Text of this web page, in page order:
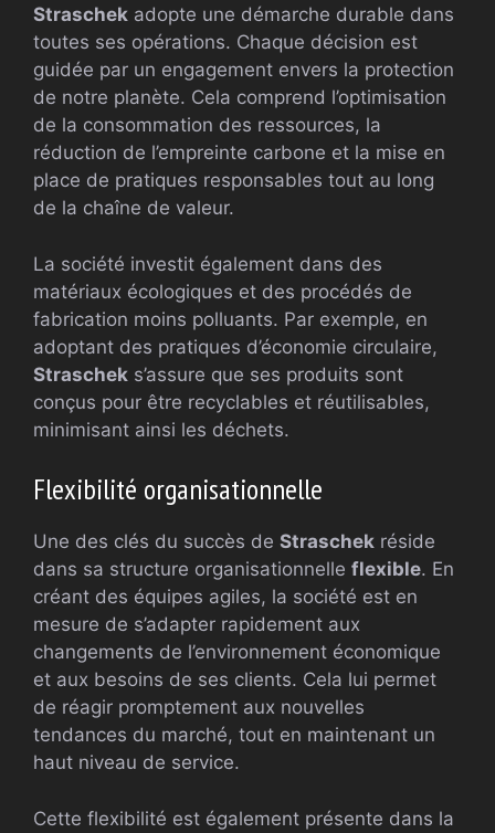
Straschek adopte une démarche durable dans
toutes ses opérations. Chaque décision est
guidée par un engagement envers la protection
de notre planète. Cela comprend l’optimisation
de la consommation des ressources, la
réduction de l’empreinte carbone et la mise en
place de pratiques responsables tout au long
de la chaîne de valeur.
La société investit également dans des
matériaux écologiques et des procédés de
fabrication moins polluants. Par exemple, en
adoptant des pratiques d’économie circulaire,
Straschek s’assure que ses produits sont
conçus pour être recyclables et réutilisables,
minimisant ainsi les déchets.
Flexibilité organisationnelle
Une des clés du succès de Straschek réside
dans sa structure organisationnelle flexible. En
créant des équipes agiles, la société est en
mesure de s’adapter rapidement aux
changements de l’environnement économique
et aux besoins de ses clients. Cela lui permet
de réagir promptement aux nouvelles
tendances du marché, tout en maintenant un
haut niveau de service.
Cette flexibilité est également présente dans la